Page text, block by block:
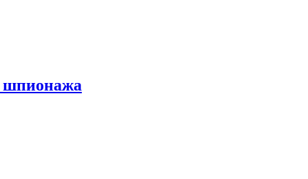
шпионажа